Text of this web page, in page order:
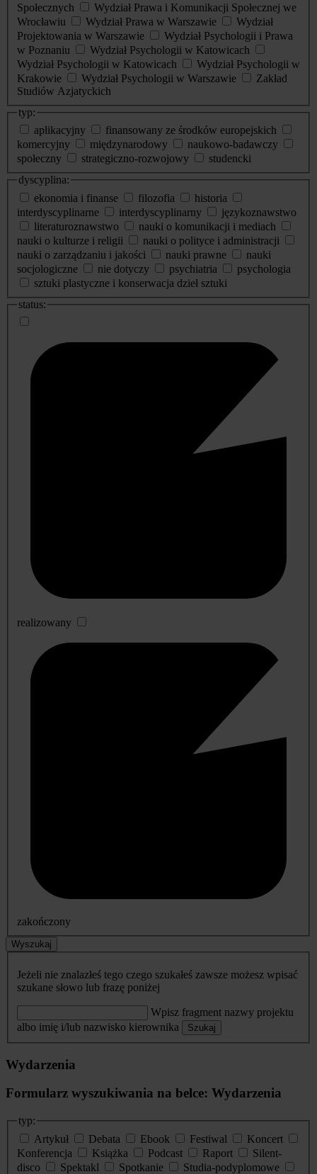
Społecznych
Wydział Prawa i Komunikacji Społecznej we
Wrocławiu
Wydział Prawa w Warszawie
Wydział
Projektowania w Warszawie
Wydział Psychologii i Prawa
w Poznaniu
Wydział Psychologii w Katowicach
Wydział Psychologii w Katowicach
Wydział Psychologii w
Krakowie
Wydział Psychologii w Warszawie
Zakład
Studiów Azjatyckich
typ:
aplikacyjny
finansowany ze środków europejskich
komercyjny
międzynarodowy
naukowo-badawczy
społeczny
strategiczno-rozwojowy
studencki
dyscyplina:
ekonomia i finanse
filozofia
historia
interdyscyplinarne
interdyscyplinarny
językoznawstwo
literaturoznawstwo
nauki o komunikacji i mediach
nauki o kulturze i religii
nauki o polityce i administracji
nauki o zarządzaniu i jakości
nauki prawne
nauki
socjologiczne
nie dotyczy psychiatria
psychologia
sztuki plastyczne i konserwacja dzieł sztuki
status:
realizowany
zakończony
Wyszukaj
Jeżeli nie znalazłeś tego czego szukałeś zawsze możesz wpisać
szukane słowo lub frazę poniżej
Wpisz fragment nazwy projektu
albo imię i/lub nazwisko kierownika
Szukaj
Wydarzenia
Formularz wyszukiwania na belce: Wydarzenia
typ:
Artykuł
Debata Ebook Festiwal
Koncert
Konferencja
Książka Podcast Raport
Silent-
disco
Spektakl Spotkanie
Studia-podyplomowe